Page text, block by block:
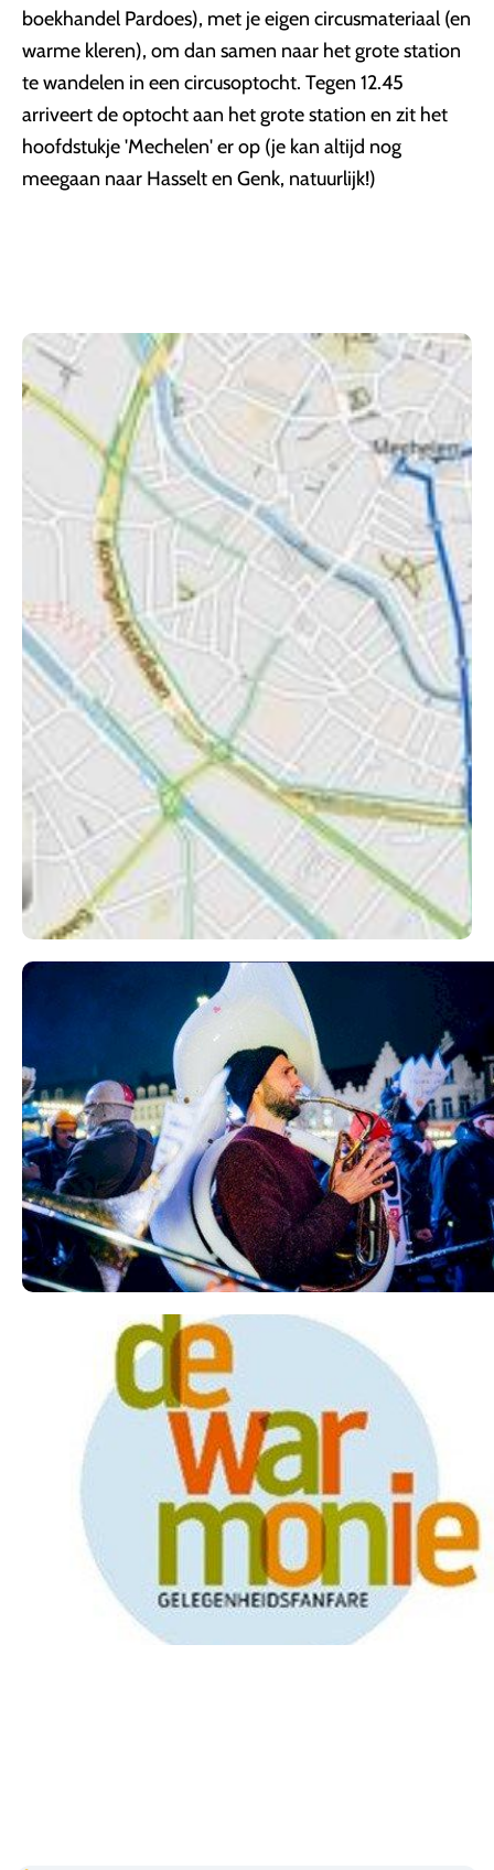
boekhandel Pardoes), met je eigen circusmateriaal (en
warme kleren), om dan samen naar het grote station
te wandelen in een circusoptocht. Tegen 12.45
arriveert de optocht aan het grote station en zit het
hoofdstukje 'Mechelen' er op (je kan altijd nog
meegaan naar Hasselt en Genk, natuurlijk!)